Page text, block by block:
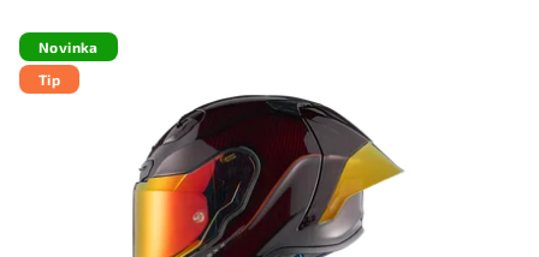
Novinka
Tip